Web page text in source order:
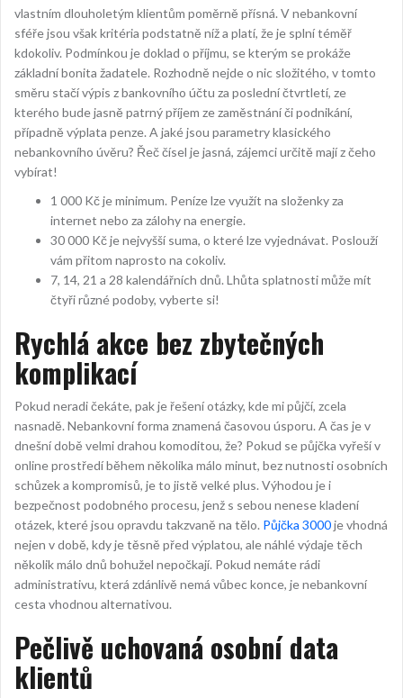
vlastním dlouholetým klientům poměrně přísná. V nebankovní
sféře jsou však kritéria podstatně níž a platí, že je splní téměř
kdokoliv. Podmínkou je doklad o příjmu, se kterým se prokáže
základní bonita žadatele. Rozhodně nejde o nic složitého, v tomto
směru stačí výpis z bankovního účtu za poslední čtvrtletí, ze
kterého bude jasně patrný příjem ze zaměstnání či podnikání,
případně výplata penze. A jaké jsou parametry klasického
nebankovního úvěru? Řeč čísel je jasná, zájemci určitě mají z čeho
vybírat!
1 000 Kč je minimum. Peníze lze využít na složenky za
internet nebo za zálohy na energie.
30 000 Kč je nejvyšší suma, o které lze vyjednávat. Poslouží
vám přitom naprosto na cokoliv.
7, 14, 21 a 28 kalendářních dnů. Lhůta splatnosti může mít
čtyři různé podoby, vyberte si!
Rychlá akce bez zbytečných
komplikací
Pokud neradi čekáte, pak je řešení otázky, kde mi půjčí, zcela
nasnadě. Nebankovní forma znamená časovou úsporu. A čas je v
dnešní době velmi drahou komoditou, že? Pokud se půjčka vyřeší v
online prostředí během několika málo minut, bez nutnosti osobních
schůzek a kompromisů, je to jistě velké plus. Výhodou je i
bezpečnost podobného procesu, jenž s sebou nenese kladení
otázek, které jsou opravdu takzvaně na tělo. Půjčka 3000je vhodná
nejen v době, kdy je těsně před výplatou, ale náhlé výdaje těch
několik málo dnů bohužel nepočkají. Pokud nemáte rádi
administrativu, která zdánlivě nemá vůbec konce, je nebankovní
cesta vhodnou alternativou.
Pečlivě uchovaná osobní data
klientů